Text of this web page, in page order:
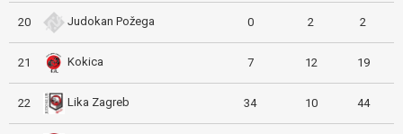
20 Judokan Požega 0 2 2
21 Kokica 7 12 19
22 Lika Zagreb 34 10 44